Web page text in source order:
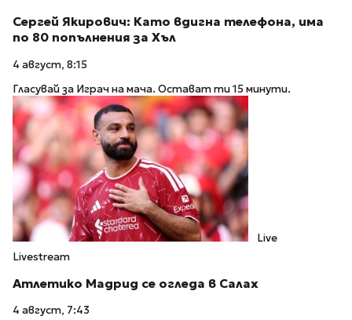
Сергей Якирович: Като вдигна телефона, има
по 80 попълнения за Хъл
4 август, 8:15
Гласувай за Играч на мача. Остават ти 15 минути.
Live
Livestream
Атлетико Мадрид се огледа в Салах
4 август, 7:43